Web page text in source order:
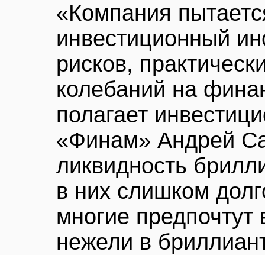
«Компания
инвестиционный
рисков,
колебаний на
полагает
«Финам» Андрей
ликвидность
в них слишком
многие предпочтут
нежели в